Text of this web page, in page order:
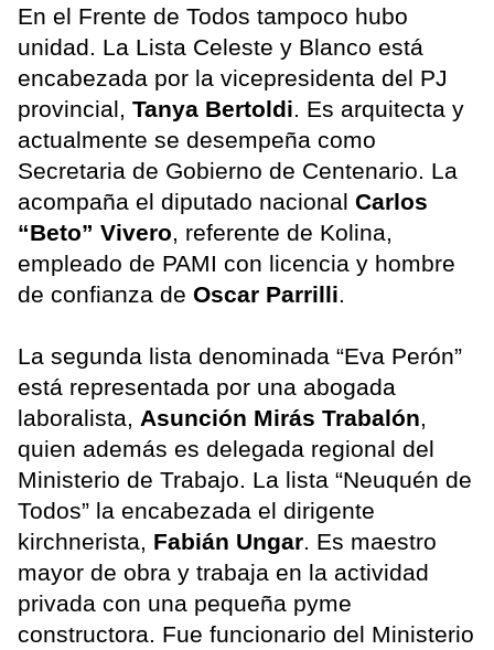
En el Frente de Todos tampoco hubo
unidad. La Lista Celeste y Blanco está
encabezada por la vicepresidenta del PJ
provincial, Tanya Bertoldi . Es arquitecta y
actualmente se desempeña como
Secretaria de Gobierno de Centenario. La
acompaña el diputado nacional Carlos
“Beto” Vivero , referente de Kolina,
empleado de PAMI con licencia y hombre
de confianza de Oscar Parrilli
La segunda lista denominada “Eva Perón”
está representada por una abogada
laboralista, Asunción Mirás Trabalón
quien además es delegada regional del
Ministerio de Trabajo. La lista “Neuquén de
Todos” la encabezada el dirigente
kirchnerista, Fabián Ungar . Es maestro
mayor de obra y trabaja en la actividad
privada con una pequeña pyme
constructora. Fue funcionario del Ministerio